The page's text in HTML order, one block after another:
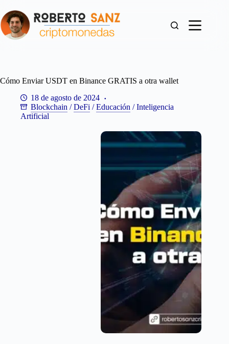
al
contenido
Cómo Enviar USDT en Binance GRATIS a otra wallet
18 de agosto de 2024
Blockchain /DeFi /Educación /Inteligencia
Artificial